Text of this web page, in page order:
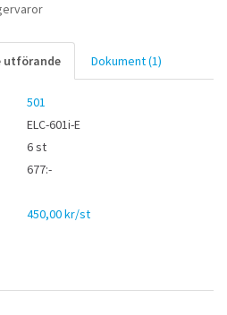
utförande Dokument (1)
501
ELC-601i-E
6 st
677:-
450,00 kr/st